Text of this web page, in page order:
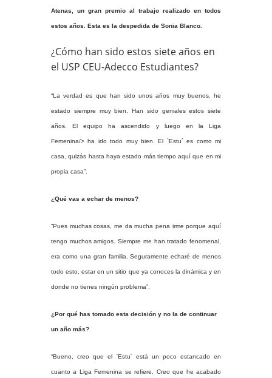
Atenas, un gran premio al trabajo realizado en todos
estos años. Esta es la despedida de Sonia Blanco.
¿Cómo han sido estos siete años en
el USP CEU-Adecco Estudiantes?
“La verdad es que han sido unos años muy buenos, he
estado siempre muy bien. Han sido geniales estos siete
años. El equipo ha ascendido y luego en la Liga
Femenina/> ha ido todo muy bien. El `Estu´ es como mi
casa, quizás hasta haya estado más tiempo aquí que en mi
propia casa”.
¿Qué vas a echar de menos?
“Pues muchas cosas, me da mucha pena irme porque aquí
tengo muchos amigos. Siempre me han tratado fenomenal,
era como una gran familia. Seguramente echaré de menos
todo esto, estar en un sitio que ya conoces la dinámica y en
donde no tienes ningún problema”.
¿Por qué has tomado esta decisión y no la de continuar
un año más?
“Bueno, creo que el `Estu´ está un poco estancado en
cuanto a Liga Femenina se refiere. Creo que he acabado